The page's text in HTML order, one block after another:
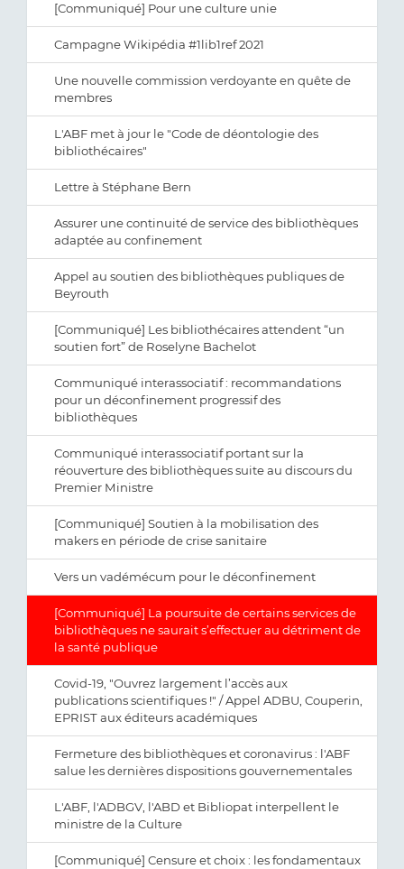
[Communiqué] Pour une culture unie
Campagne Wikipédia #1lib1ref 2021
Une nouvelle commission verdoyante en quête de
membres
L'ABF met à jour le "Code de déontologie des
bibliothécaires"
Lettre à Stéphane Bern
Assurer une continuité de service des bibliothèques
adaptée au confinement
Appel au soutien des bibliothèques publiques de
Beyrouth
[Communiqué] Les bibliothécaires attendent “un
soutien fort” de Roselyne Bachelot
Communiqué interassociatif : recommandations
pour un déconfinement progressif des
bibliothèques
Communiqué interassociatif portant sur la
réouverture des bibliothèques suite au discours du
Premier Ministre
[Communiqué] Soutien à la mobilisation des
makers en période de crise sanitaire
Vers un vadémécum pour le déconfinement
[Communiqué] La poursuite de certains services de
bibliothèques ne saurait s’effectuer au détriment de
la santé publique
Covid-19, "Ouvrez largement l’accès aux
publications scientifiques !" / Appel ADBU, Couperin,
EPRIST aux éditeurs académiques
Fermeture des bibliothèques et coronavirus : l'ABF
salue les dernières dispositions gouvernementales
L'ABF, l'ADBGV, l'ABD et Bibliopat interpellent le
ministre de la Culture
[Communiqué] Censure et choix : les fondamentaux